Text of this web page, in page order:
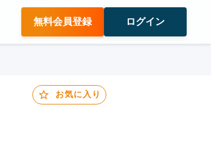
無料会員登録 ログイン
お気に入り